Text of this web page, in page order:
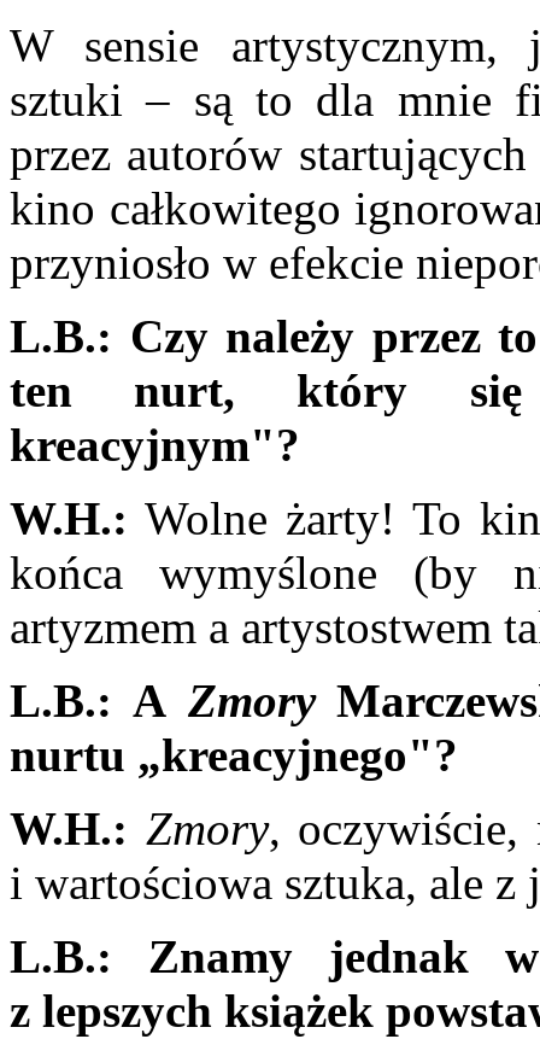
W sensie
sztuki – są to dla mnie
przez autorów
kino całkowitego
przyniosło w efekcie
L.B.: Czy należy przez
ten nurt, który się
kreacyjnym"?
W.H.: Wolne żarty! To
końca wymyślone (by
artyzmem a artystostwem
L.B.: A Zmory
nurtu „kreacyjnego"?
W.H.: Zmory, oczywiście,
i wartościowa sztuka, ale
L.B.:
Znamy jednak
z lepszych książek